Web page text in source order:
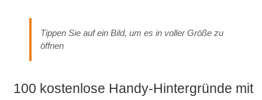
Tippen Sie auf ein Bild, um es in voller Größe zu
öffnen
100 kostenlose Handy-Hintergründe mit